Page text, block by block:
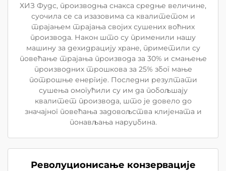
ХИЗ Фудс, производња снакса средње величине,
суочила се са изазовима са квалитетом и
трајањем трајања својих сушених воћних
производа. Након што су применили нашу
машину за дехидрацију хране, приметили су
повећање трајања производа за 30% и смањење
производних трошкова за 25% због мање
потрошње енергије. Последни резултати
сушења омогућили су им да побољшају
квалитет производа, што је довело до
значајног повећања задовољства клијената и
понављања наруџбина.
Револуционисање конзервације